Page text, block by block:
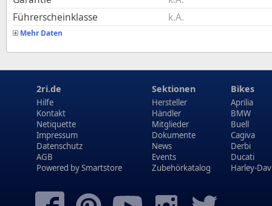
Führerscheinklasse
k.A.
Mehr Daten
2ri.de
Hilfe
Kontakt
Netiquette
Impressum
Datenschutz
AGB
Powered bySmartstore
Sektionen
Hersteller
Händler
Mitglieder
Dokumente
News
Events
Zubehörkatalog
Bikes
Aprilia
BMW
Buell
Cagiva
Derbi
Ducati
Harley-